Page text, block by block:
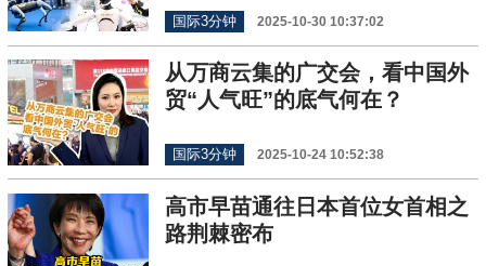
国际3分钟 2025-10-30 10:37:02
从万商云集的广交会，看中国外
贸“人气旺”的底气何在？
国际3分钟 2025-10-24 10:52:38
高市早苗通往日本首位女首相之
路荆棘密布